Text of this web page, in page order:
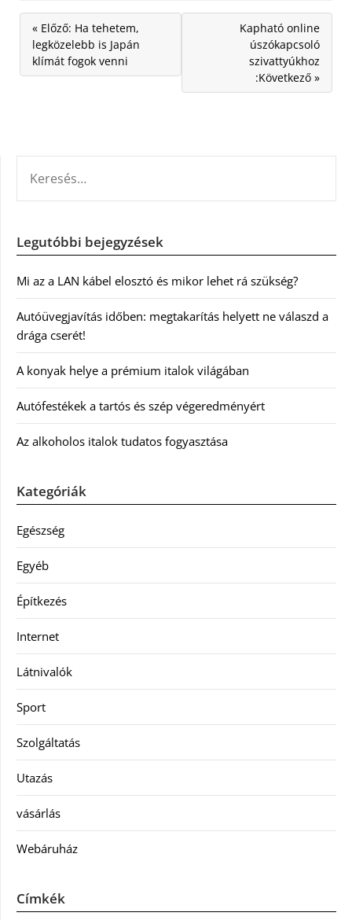
« Előző: Ha tehetem,
legközelebb is Japán
klímát fogok venni
Kapható online
úszókapcsoló
szivattyúkhoz
:Következő »
Legutóbbi bejegyzések
Mi az a LAN kábel elosztó és mikor lehet rá szükség?
Autóüvegjavítás időben: megtakarítás helyett ne válaszd a
drága cserét!
A konyak helye a prémium italok világában
Autófestékek a tartós és szép végeredményért
Az alkoholos italok tudatos fogyasztása
Kategóriák
Egészség
Egyéb
Építkezés
Internet
Látnivalók
Sport
Szolgáltatás
Utazás
vásárlás
Webáruház
Címkék